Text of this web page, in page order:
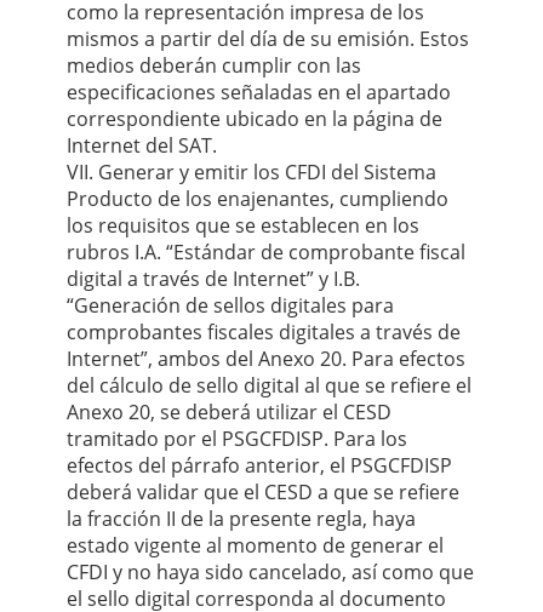
como la representación impresa de los
mismos a partir del día de su emisión. Estos
medios deberán cumplir con las
especificaciones señaladas en el apartado
correspondiente ubicado en la página de
Internet del SAT.
VII. Generar y emitir los CFDI del Sistema
Producto de los enajenantes, cumpliendo
los requisitos que se establecen en los
rubros I.A. “Estándar de comprobante fiscal
digital a través de Internet” y I.B.
“Generación de sellos digitales para
comprobantes fiscales digitales a través de
Internet”, ambos del Anexo 20. Para efectos
del cálculo de sello digital al que se refiere el
Anexo 20, se deberá utilizar el CESD
tramitado por el PSGCFDISP. Para los
efectos del párrafo anterior, el PSGCFDISP
deberá validar que el CESD a que se refiere
la fracción II de la presente regla, haya
estado vigente al momento de generar el
CFDI y no haya sido cancelado, así como que
el sello digital corresponda al documento